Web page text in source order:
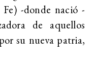
Fe) -donde nació -
de aquellos
su nueva patria,